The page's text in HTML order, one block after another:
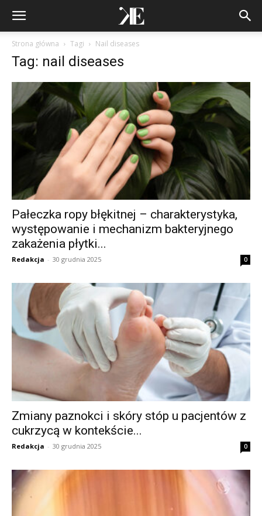
Strona główna Tagi Nail diseases
Tag: nail diseases
Pałeczka ropy błękitnej – charakterystyka,
występowanie i mechanizm bakteryjnego
zakażenia płytki...
Redakcja - 30 grudnia 2025 0
Zmiany paznokci i skóry stóp u pacjentów z
cukrzycą w kontekście...
Redakcja - 30 grudnia 2025 0